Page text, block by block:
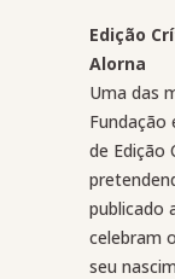
Edição
Alorna
Uma das
Fundação
de Edição
publicado
celebram
seu